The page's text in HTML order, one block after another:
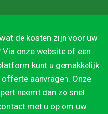
de kosten zijn voor uw
Via onze website of een
kunt u gemakkelijk
offerte aanvragen. Onze
neemt dan zo snel
met u op om uw